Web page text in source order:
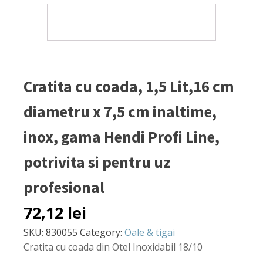
Cratita cu coada, 1,5 Lit,16 cm
diametru x 7,5 cm inaltime,
inox, gama Hendi Profi Line,
potrivita si pentru uz
profesional
72,12 lei
SKU: 830055 Category: Oale & tigai
Cratita cu coada din Otel Inoxidabil 18/10